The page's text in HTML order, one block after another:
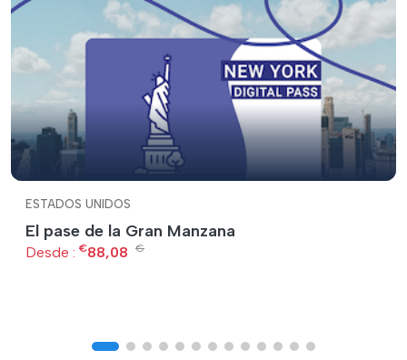
ESTADOS UNIDOS
El pase de la Gran Manzana
Desde : €88,08 €